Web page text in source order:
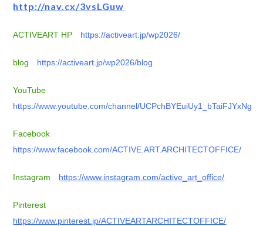
http://nav.cx/3vsLGuw
ACTIVEART HP https://activeart.jp/wp2026/
blog https://activeart.jp/wp2026/blog
YouTube
https://www.youtube.com/channel/UCPchBYEuiUy1_bTaiFJYxNg
Facebook
https://www.facebook.com/ACTIVE.ART.ARCHITECTOFFICE/
Instagram https://www.instagram.com/active_art_office/
Pinterest
https://www.pinterest.jp/ACTIVEARTARCHITECTOFFICE/